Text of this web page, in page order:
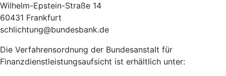
Wilhelm-Epstein-Straße 14
60431 Frankfurt
schlichtung@bundesbank.de
Die Verfahrensordnung der Bundesanstalt für
Finanzdienstleistungsaufsicht ist erhältlich unter: